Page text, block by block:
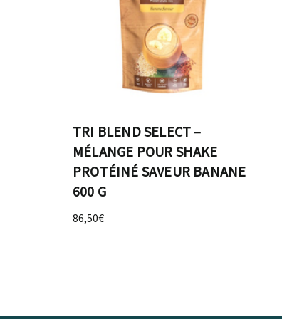
TRI BLEND SELECT –
MÉLANGE POUR SHAKE
PROTÉINÉ SAVEUR BANANE
600 G
86,50€